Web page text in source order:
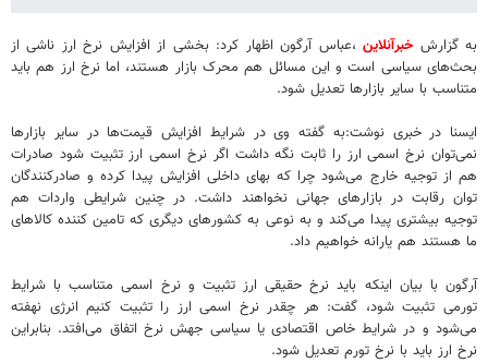
به گزارشخبرآنلاین،عباس آرگون اظهار کرد: بخشی از افزایش نرخ ارز ناشی از
بحث‌های سیاسی است و این مسائل هم محرک بازار هستند، اما نرخ ارز هم باید
متناسب با سایر بازارها تعدیل شود.
ایسنا در خبری نوشت:به گفته وی در شرایط افزایش قیمت‌ها در سایر بازارها
نمی‌توان نرخ اسمی ارز را ثابت نگه داشت اگر نرخ اسمی ارز تثبیت شود صادرات
هم از توجیه خارج می‌شود چرا که بهای داخلی افزایش پیدا کرده و صادرکنندگان
توان رقابت در بازارهای جهانی نخواهند داشت. در چنین شرایطی واردات هم
توجیه بیشتری پیدا می‌کند و به نوعی به کشورهای دیگری که تامین کننده کالاهای
ما هستند هم یارانه خواهیم داد.
آرگون با بیان اینکه باید نرخ حقیقی ارز تثبیت و نرخ اسمی متناسب با شرایط
تورمی تثبیت شود، گفت: هر چقدر نرخ اسمی ارز را تثبیت کنیم انرژی نهفته
می‌شود و در شرایط خاص اقتصادی یا سیاسی جهش نرخ اتفاق می‌افتد. بنابراین
نرخ ارز باید با نرخ تورم تعدیل شود.